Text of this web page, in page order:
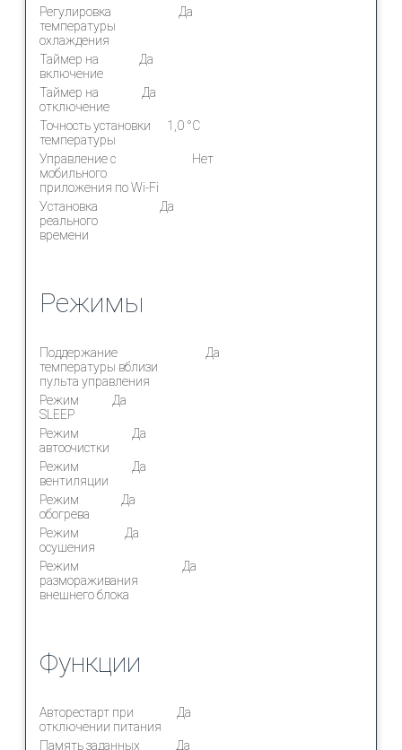
Регулировка
температуры
охлаждения
Да
Таймер на
включение
Да
Таймер на
отключение
Да
Точность установки
температуры
1,0 °С
Управление c
мобильного
приложения по Wi-Fi
Нет
Установка
реального
времени
Да
Режимы
Поддержание
температуры вблизи
пульта управления
Да
Режим
SLEEP
Да
Режим
автоочистки
Да
Режим
вентиляции
Да
Режим
обогрева
Да
Режим
осушения
Да
Режим
размораживания
внешнего блока
Да
Функции
Авторестарт при
отключении питания
Да
Память заданных
Да